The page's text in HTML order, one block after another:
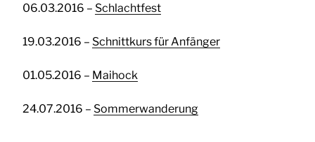
06.03.2016 – Schlachtfest
19.03.2016 – Schnittkurs für Anfänger
01.05.2016 – Maihock
24.07.2016 – Sommerwanderung